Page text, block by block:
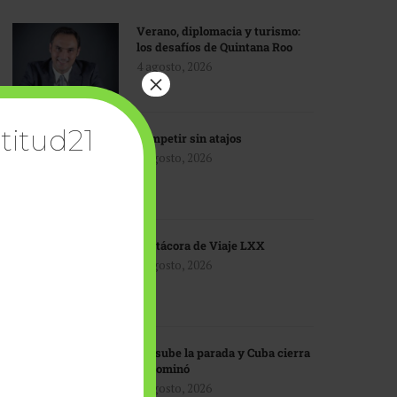
Verano, diplomacia y turismo:
los desafíos de Quintana Roo
4 agosto, 2026
Competir sin atajos
4 agosto, 2026
Bitácora de Viaje LXX
3 agosto, 2026
EU sube la parada y Cuba cierra
el dominó
3 agosto, 2026
×